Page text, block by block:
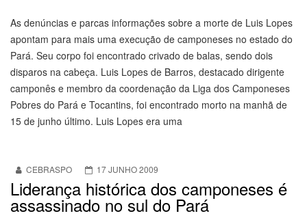
As denúncias e parcas informações sobre a morte de Luis Lopes
apontam para mais uma execução de camponeses no estado do
Pará. Seu corpo foi encontrado crivado de balas, sendo dois
disparos na cabeça. Luis Lopes de Barros, destacado dirigente
camponês e membro da coordenação da Liga dos Camponeses
Pobres do Pará e Tocantins, foi encontrado morto na manhã de
15 de junho último. Luis Lopes era uma
CEBRASPO 17 JUNHO 2009
Liderança histórica dos camponeses é
assassinado no sul do Pará